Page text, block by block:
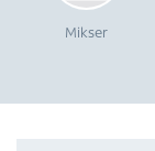
Mikser